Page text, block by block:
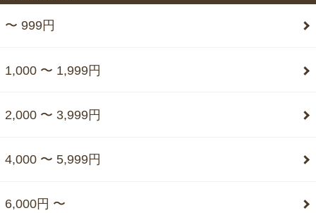
〜 999円
1,000 〜 1,999円
2,000 〜 3,999円
4,000 〜 5,999円
6,000円 〜